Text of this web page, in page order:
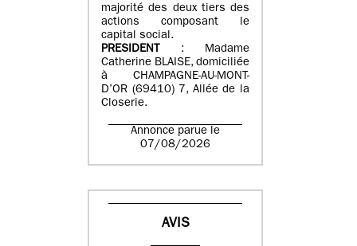
majorité des deux tiers des
actions composant le
capital social.
PRESIDENT : Madame
Catherine BLAISE, domiciliée
à CHAMPAGNE-AU-MONT-
D’OR (69410) 7, Allée de la
Closerie.
Annonce parue le
07/08/2026
AVIS